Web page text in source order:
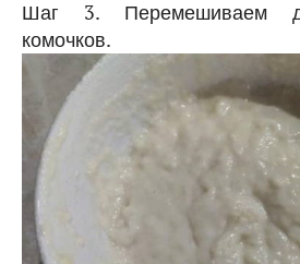
Шаг 3. Перемешиваем
комочков.